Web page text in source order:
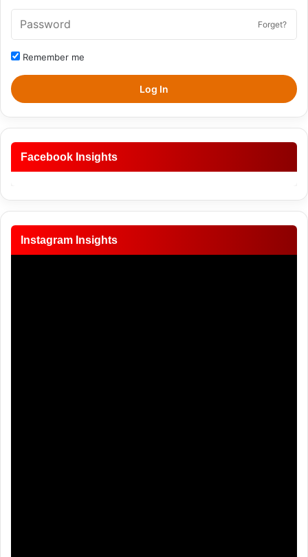
Forget?
Remember me
Log In
Facebook Insights
Instagram Insights